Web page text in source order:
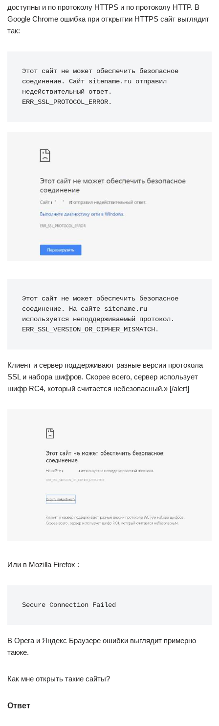
доступны и по протоколу HTTPS и по протоколу HTTP. В
Google Chrome ошибка при открытии HTTPS сайт выглядит
так:
Этот сайт не может обеспечить безопасное
соединение. Сайт sitename.ru отправил
недействительный ответ.
ERR_SSL_PROTOCOL_ERROR.
Этот сайт не может обеспечить безопасное
соединение. На сайте sitename.ru
используется неподдерживаемый протокол.
ERR_SSL_VERSION_OR_CIPHER_MISMATCH.
Клиент и сервер поддерживают разные версии протокола
SSL и набора шифров. Скорее всего, сервер использует
шифр RC4, который считается небезопасный.» [/alert]
Или в Mozilla Firefox :
Secure Connection Failed
В Opera и Яндекс Браузере ошибки выглядит примерно
также.
Как мне открыть такие сайты?
Ответ